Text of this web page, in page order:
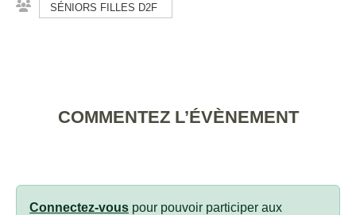
SÉNIORS FILLES D2F
COMMENTEZ L’ÉVÈNEMENT
Connectez-vous pour pouvoir participer aux